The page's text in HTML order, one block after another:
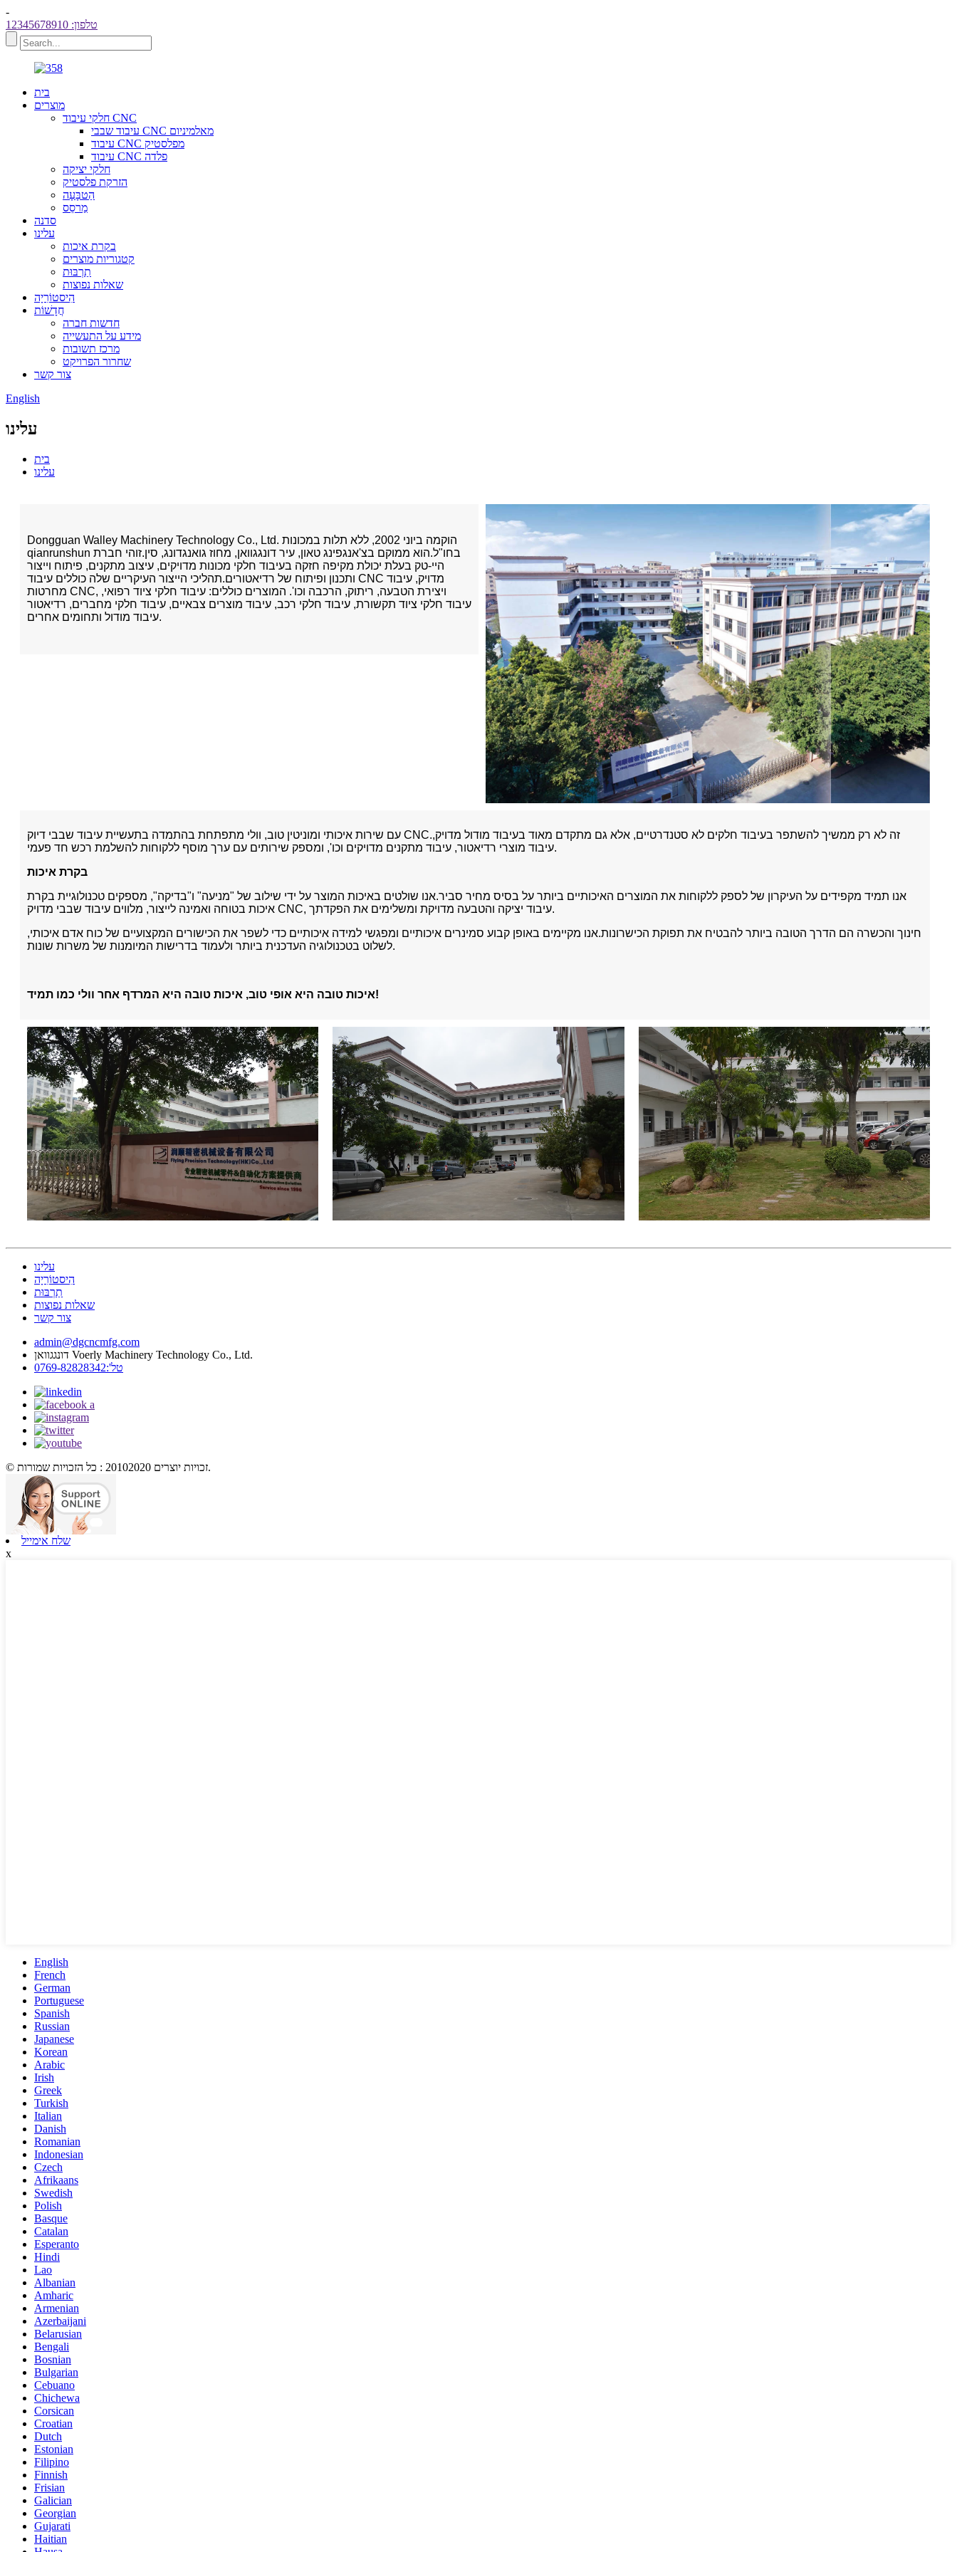
-
טלפון: 12345678910
בית
מוצרים
חלקי עיבוד CNC
עיבוד שבבי CNC מאלמיניום
עיבוד CNC מפלסטיק
עיבוד CNC פלדה
חלקי יציקה
הזרקת פלסטיק
הַטבָּעָה
מַרסֵס
סדנה
עלינו
בקרת איכות
קטגוריות מוצרים
תַרְבּוּת
שאלות נפוצות
הִיסטוֹרִיָה
חֲדָשׁוֹת
חדשות חברה
מידע על התעשייה
מרכז תשובות
שחרור הפרויקט
צור קשר
English
עלינו
בית
עלינו
Dongguan Walley Machinery Technology Co., Ltd. הוקמה ביוני 2002, ללא תלות במכונות
qianrunshun בחו"ל.הוא ממוקם בצ'אנגפינג טאון, עיר דונגגוואן, מחוז גואנגדונג, סין.זוהי חברת
היי-טק בעלת יכולת מקיפה חזקה בעיבוד חלקי מכונות מדויקים, עיצוב מתקנים, פיתוח וייצור
ותכנון ופיתוח של רדיאטורים.תהליכי הייצור העיקריים שלה כוללים עיבוד CNC מדויק, עיבוד
מחרטות CNC, ויצירת הטבעה, ריתוק, הרכבה וכו'. המוצרים כוללים: עיבוד חלקי ציוד רפואי,
עיבוד חלקי ציוד תקשורת, עיבוד חלקי רכב, עיבוד מוצרים צבאיים, עיבוד חלקי מחברים, רדיאטור
עיבוד מודול ותחומים אחרים.
עם שירות איכותי ומוניטין טוב, וולי מתפתחת בהתמדה בתעשיית עיבוד שבבי דיוק CNC.זה לא רק ממשיך להשתפר בעיבוד חלקים לא סטנדרטיים, אלא גם מתקדם מאוד בעיבוד מודול מדויק,
עיבוד מוצרי רדיאטור, עיבוד מתקנים מדויקים וכו', ומספק שירותים עם ערך מוסף ללקוחות להשלמת רכש חד פעמי.
בקרת איכות
אנו תמיד מקפידים על העיקרון של לספק ללקוחות את המוצרים האיכותיים ביותר על בסיס מחיר סביר.אנו שולטים באיכות המוצר על ידי שילוב של "מניעה" ו"בדיקה", מספקים טכנולוגיית בקרת
איכות בטוחה ואמינה לייצור, מלווים עיבוד שבבי מדויק CNC, עיבוד יציקה והטבעה מדויקת ומשלימים את הפקדתך.
חינוך והכשרה הם הדרך הטובה ביותר להבטיח את תפוקת הכישרונות.אנו מקיימים באופן קבוע סמינרים איכותיים ומפגשי למידה איכותיים כדי לשפר את הכישורים המקצועיים של כוח אדם איכותי,
לשלוט בטכנולוגיה העדכנית ביותר ולעמוד בדרישות המיומנות של משרות שונות.
איכות טובה היא אופי טוב, איכות טובה היא המרדף אחר וולי כמו תמיד!
עלינו
הִיסטוֹרִיָה
תַרְבּוּת
שאלות נפוצות
צור קשר
admin@dgcncmfg.com
דונגגוואן Voerly Machinery Technology Co., Ltd.
טל':0769-82828342
© זכויות יוצרים 20102020 : כל הזכויות שמורות.
שלח אימייל
x
English
French
German
Portuguese
Spanish
Russian
Japanese
Korean
Arabic
Irish
Greek
Turkish
Italian
Danish
Romanian
Indonesian
Czech
Afrikaans
Swedish
Polish
Basque
Catalan
Esperanto
Hindi
Lao
Albanian
Amharic
Armenian
Azerbaijani
Belarusian
Bengali
Bosnian
Bulgarian
Cebuano
Chichewa
Corsican
Croatian
Dutch
Estonian
Filipino
Finnish
Frisian
Galician
Georgian
Gujarati
Haitian